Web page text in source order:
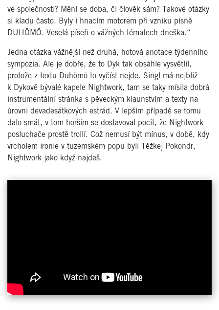
ve společnosti? Mění se doba, či člověk sám? Takové otázky
si kladu často. Byly i hnacím motorem při vzniku písně
DUHÖMÖ. Veselá píseň o vážných tématech dneška.“
Jedna otázka vážnější než druhá, hotová anotace týdenního
sympozia. Ale je dobře, že to Dyk tak obsáhle vysvětlil,
protože z textu Duhömö to vyčíst nejde. Singl má nejblíž
k Dykově bývalé kapele Nightwork, tam se taky mísila dobrá
instrumentální stránka s pěveckým klaunstvím a texty na
úrovni devadesátkových estrád. V lepším případě se tomu
dalo smát, v tom horším se dostavoval pocit, že Nightwork
posluchače prostě trollí. Což nemusí být mínus, v době, kdy
vrcholem ironie v tuzemském popu byli Těžkej Pokondr,
Nightwork jako když najdeš.